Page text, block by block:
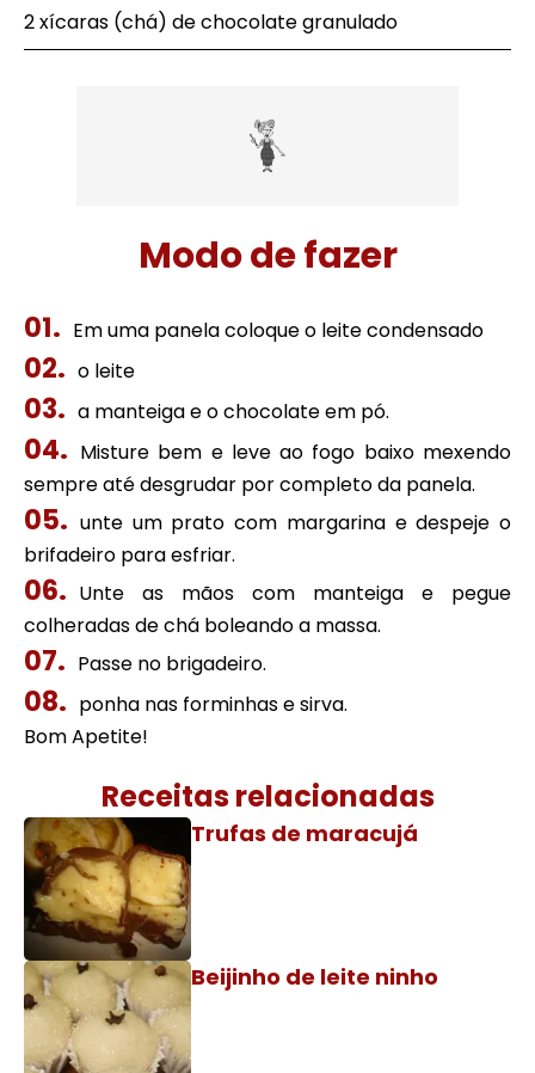
2 xícaras (chá) de chocolate granulado
Modo de fazer
Em uma panela coloque o leite condensado
o leite
a manteiga e o chocolate em pó.
Misture bem e leve ao fogo baixo mexendo
sempre até desgrudar por completo da panela.
unte um prato com margarina e despeje o
brifadeiro para esfriar.
Unte as mãos com manteiga e pegue
colheradas de chá boleando a massa.
Passe no brigadeiro.
ponha nas forminhas e sirva.
Bom Apetite!
Receitas relacionadas
Trufas de maracujá
Beijinho de leite ninho